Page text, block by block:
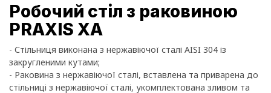
Робочий стіл з раковиною
PRAXIS XA
- Стільниця виконана з нержавіючої сталі AISI 304 із
закругленими кутами;
- Раковина з нержавіючої сталі, вставлена та приварена до
стільниці з нержавіючої сталі, укомплектована зливом та